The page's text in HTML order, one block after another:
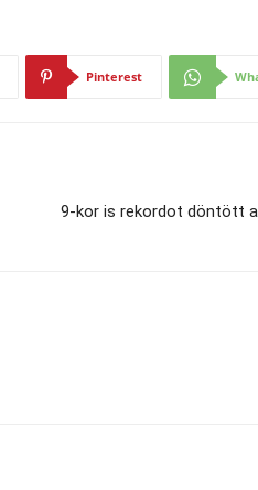
Pinterest
9-kor is rekordot döntött